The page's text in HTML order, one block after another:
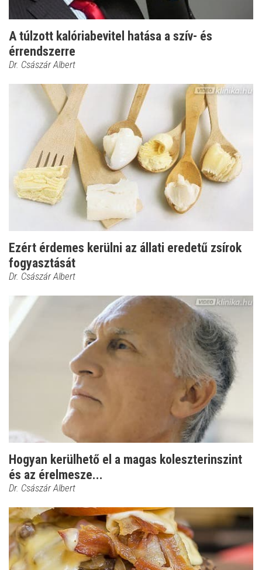
A túlzott kalóriabevitel hatása a szív- és
érrendszerre
Dr. Császár Albert
Ezért érdemes kerülni az állati eredetű zsírok
fogyasztását
Dr. Császár Albert
Hogyan kerülhető el a magas koleszterinszint
és az érelmesze...
Dr. Császár Albert